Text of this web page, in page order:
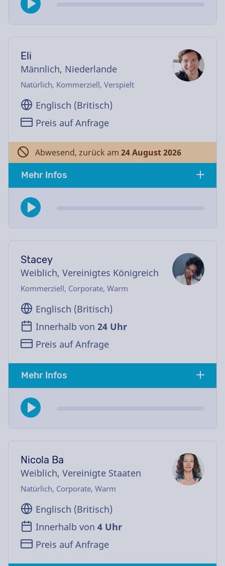
Eli
Männlich, Niederlande
Natürlich, Kommerziell, Verspielt
Englisch (Britisch)
Preis auf Anfrage
Abwesend, zurück am 24 August 2026
Mehr Infos
Stacey
Weiblich, Vereinigtes Königreich
Kommerziell, Corporate, Warm
Englisch (Britisch)
Innerhalb von 24 Uhr
Preis auf Anfrage
Mehr Infos
Nicola Ba
Weiblich, Vereinigte Staaten
Natürlich, Corporate, Warm
Englisch (Britisch)
Innerhalb von 4 Uhr
Preis auf Anfrage